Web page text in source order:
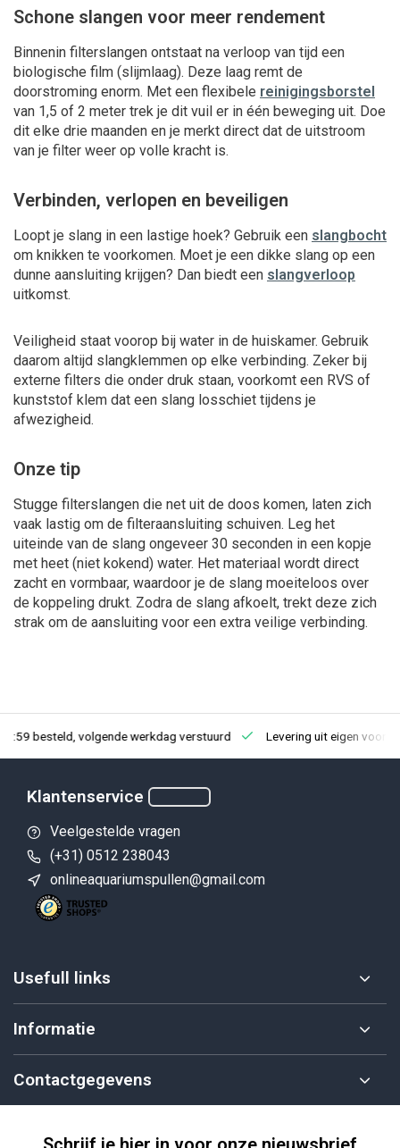
Schone slangen voor meer rendement
Binnenin filterslangen ontstaat na verloop van tijd een
biologische film (slijmlaag). Deze laag remt de
doorstroming enorm. Met een flexibele reinigingsborstel
van 1,5 of 2 meter trek je dit vuil er in één beweging uit. Doe
dit elke drie maanden en je merkt direct dat de uitstroom
van je filter weer op volle kracht is.
Verbinden, verlopen en beveiligen
Loopt je slang in een lastige hoek? Gebruik een slangbocht
om knikken te voorkomen. Moet je een dikke slang op een
dunne aansluiting krijgen? Dan biedt een slangverloop
uitkomst.
Veiligheid staat voorop bij water in de huiskamer. Gebruik
daarom altijd slangklemmen op elke verbinding. Zeker bij
externe filters die onder druk staan, voorkomt een RVS of
kunststof klem dat een slang losschiet tijdens je
afwezigheid.
Onze tip
Stugge filterslangen die net uit de doos komen, laten zich
vaak lastig om de filteraansluiting schuiven. Leg het
uiteinde van de slang ongeveer 30 seconden in een kopje
met heet (niet kokend) water. Het materiaal wordt direct
zacht en vormbaar, waardoor je de slang moeiteloos over
de koppeling drukt. Zodra de slang afkoelt, trekt deze zich
strak om de aansluiting voor een extra veilige verbinding.
besteld, volgende werkdag verstuurd Levering uit eigen
Klantenservice
Veelgestelde vragen
(+31) 0512 238043
onlineaquariumspullen@gmail.com
Usefull links
Informatie
Contactgegevens